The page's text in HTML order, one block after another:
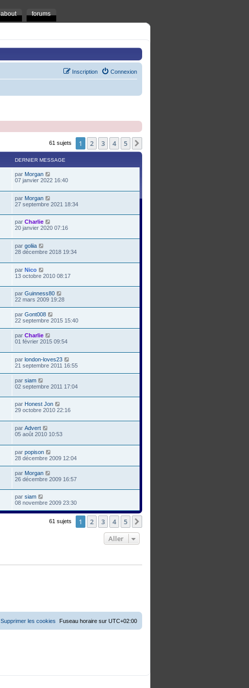
about forums
Connexion
Inscription
61 sujets 1 2 3 4 5
DERNIER MESSAGE
par Morgan
07 janvier 2022 16:40
par Morgan
27 septembre 2021 18:34
par Charlie
20 janvier 2020 07:16
par goliia
28 décembre 2018 19:34
par Nico
13 octobre 2010 08:17
par Guinness80
22 mars 2009 19:28
par Gont008
22 septembre 2015 15:40
par Charlie
01 février 2015 09:54
par london-loves23
21 septembre 2011 16:55
par siam
02 septembre 2011 17:04
par Honest Jon
29 octobre 2010 22:16
par Advert
05 août 2010 10:53
par popison
28 décembre 2009 12:04
par Morgan
26 décembre 2009 16:57
par siam
08 novembre 2009 23:30
61 sujets 1 2 3 4 5
Aller
Fuseau horaire sur UTC+02:00
Supprimer les cookies